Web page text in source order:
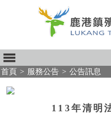
首頁 > 服務公告 > 公告訊息
113年清明